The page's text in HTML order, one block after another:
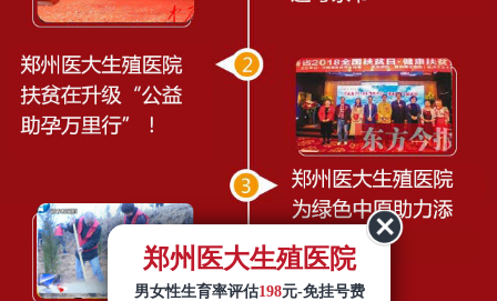
郑州医大生殖医院
男女性生育率评估198元-免挂号费